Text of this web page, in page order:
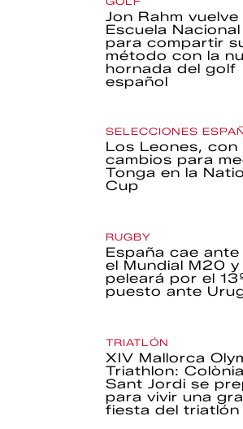
Jon Rahm vuelve
Escuela Nacional
para compartir
método con la
hornada del golf
español
SELECCIONES
Los Leones, con
cambios para
Tonga en la
Cup
RUGBY
España cae ante
el Mundial M20 y
peleará por el
puesto ante
TRIATLÓN
XIV Mallorca
Triathlon:
Sant Jordi se
para vivir una
fiesta del triatlón